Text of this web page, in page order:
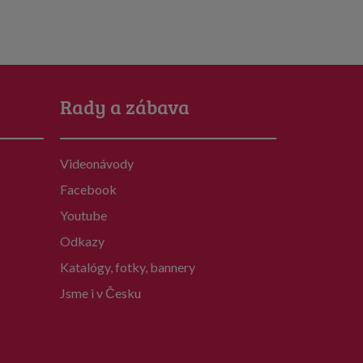
Rady a zábava
Videonávody
Facebook
Youtube
Odkazy
Katalógy, fotky, bannery
Jsme i v Česku